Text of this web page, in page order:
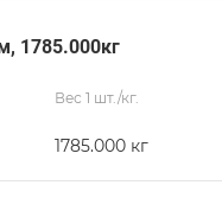
1785.000кг
Вес 1 шт./кг.
1785.000 кг